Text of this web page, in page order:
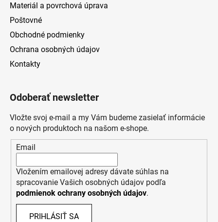
Materiál a povrchová úprava
Poštovné
Obchodné podmienky
Ochrana osobných údajov
Kontakty
Odoberať newsletter
Vložte svoj e-mail a my Vám budeme zasielať informácie
o nových produktoch na našom e-shope.
Email
Vložením emailovej adresy dávate súhlas na
spracovanie Vašich osobných údajov podľa
podmienok ochrany osobných údajov.
PRIHLÁSIŤ SA